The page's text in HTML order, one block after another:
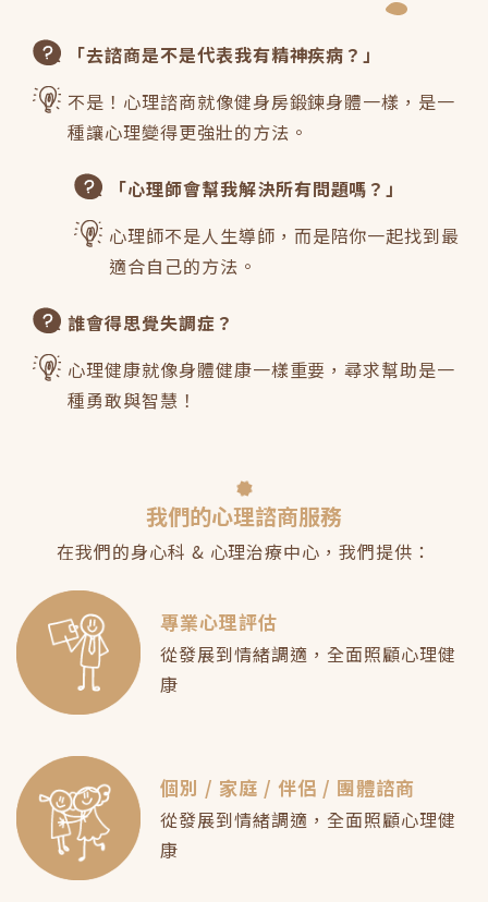
「去諮商是不是代表我有精神疾病？」
不是！心理諮商就像健身房鍛鍊身體一樣，是一
種讓心理變得更強壯的方法。
「心理師會幫我解決所有問題嗎？」
心理師不是人生導師，而是陪你一起找到最
適合自己的方法。
誰會得思覺失調症？
心理健康就像身體健康一樣重要，尋求幫助是一
種勇敢與智慧！
我們的心理諮商服務
在我們的身心科 & 心理治療中心，我們提供：
專業心理評估
從發展到情緒調適，全面照顧心理健
康
個別 / 家庭 / 伴侶 / 團體諮商
從發展到情緒調適，全面照顧心理健
康